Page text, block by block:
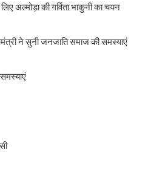
अल्मोड़ा की गर्विता भाकुनी का चयन
ने सुनी जनजाति समाज की समस्याएं